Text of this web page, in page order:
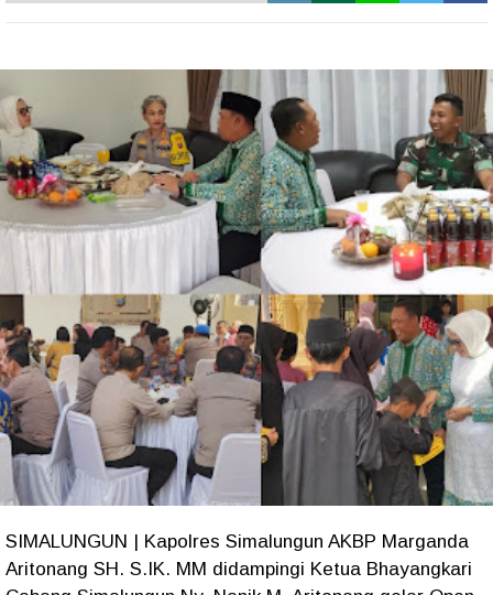
SIMALUNGUN | Kapolres Simalungun AKBP Marganda
Aritonang SH. S.IK. MM didampingi Ketua Bhayangkari